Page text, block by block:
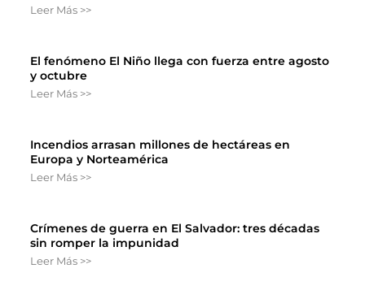
Leer Más >>
El fenómeno El Niño llega con fuerza entre agosto
y octubre
Leer Más >>
Incendios arrasan millones de hectáreas en
Europa y Norteamérica
Leer Más >>
Crímenes de guerra en El Salvador: tres décadas
sin romper la impunidad
Leer Más >>